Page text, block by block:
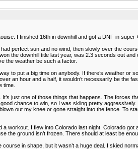
I finished 16th in downhill and got a DNF in super-
perfect sun and no wind, then slowly over the
the downhill title last year, was 2.3 seconds out
the weather be such a factor.
to put a big time on anybody. If there’s weather
an hour and a half, it wouldn’t necessarily be
time.
just one of those things that happens. The
chance to win, so I was skiing pretty
out my knee or gone straight into the fence. To
workout. I flew into Colorado last night. Colorado
the ground isn’t frozen. There should at least be
in shape, but it wasn’t a huge deal. I skied